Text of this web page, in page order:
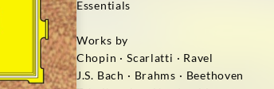
Essentials
Works by
Chopin · Scarlatti · Ravel
J.S. Bach · Brahms · Beethoven